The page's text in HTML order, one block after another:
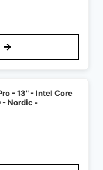
→
- 13" - Intel Core
- Nordic -